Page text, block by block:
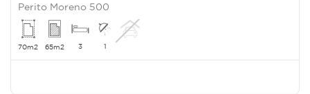
Perito Moreno 500
70m2 65m2 3 1